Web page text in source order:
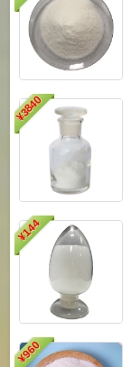
¥
3840
¥
144
¥
960